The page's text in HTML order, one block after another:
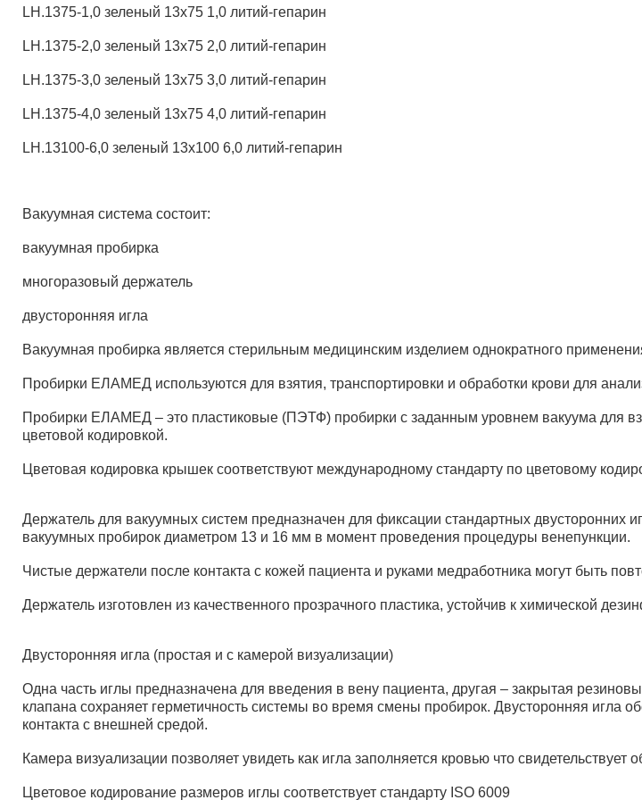
LH.1375-1,0 зеленый 13х75 1,0 литий-гепарин
LH.1375-2,0 зеленый 13х75 2,0 литий-гепарин
LH.1375-3,0 зеленый 13х75 3,0 литий-гепарин
LH.1375-4,0 зеленый 13х75 4,0 литий-гепарин
LH.13100-6,0 зеленый 13х100 6,0 литий-гепарин
Вакуумная система состоит:
вакуумная пробирка
многоразовый держатель
двусторонняя игла
Вакуумная пробирка является стерильным медицинским изделием однократного
Пробирки ЕЛАМЕД используются для взятия, транспортировки и обработки крови для
Пробирки ЕЛАМЕД – это пластиковые (ПЭТФ) пробирки с заданным уровнем вакуума для
цветовой кодировкой.
Цветовая кодировка крышек соответствуют международному стандарту по цветовому
Держатель для вакуумных систем предназначен для фиксации стандартных двусторонних
вакуумных пробирок диаметром 13 и 16 мм в момент проведения процедуры венепункции.
Чистые держатели после контакта с кожей пациента и руками медработника могут быть
Держатель изготовлен из качественного прозрачного пластика, устойчив к химической
Двусторонняя игла (простая и с камерой визуализации)
Одна часть иглы предназначена для введения в вену пациента, другая – закрытая
клапана сохраняет герметичность системы во время смены пробирок. Двусторонняя игла
контакта с внешней средой.
Камера визуализации позволяет увидеть как игла заполняется кровью что
Цветовое кодирование размеров иглы соответствует стандарту ISO 6009